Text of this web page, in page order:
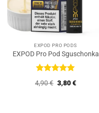
EXPOD PRO PODS
EXPOD Pro Pod Sguschonka
Bewertet
mit 5 von
4,90€ Ursprünglicher
Preis
3,80€Aktueller